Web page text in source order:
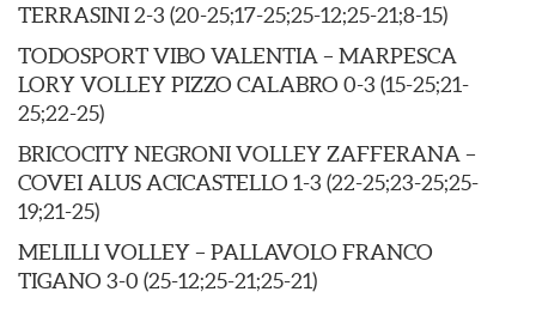
TERRASINI 2-3 (20-25;17-25;25-12;25-21;8-15)
TODOSPORT VIBO VALENTIA – MARPESCA
LORY VOLLEY PIZZO CALABRO 0-3 (15-25;21-
25;22-25)
BRICOCITY NEGRONI VOLLEY ZAFFERANA –
COVEI ALUS ACICASTELLO 1-3 (22-25;23-25;25-
19;21-25)
MELILLI VOLLEY – PALLAVOLO FRANCO
TIGANO 3-0 (25-12;25-21;25-21)